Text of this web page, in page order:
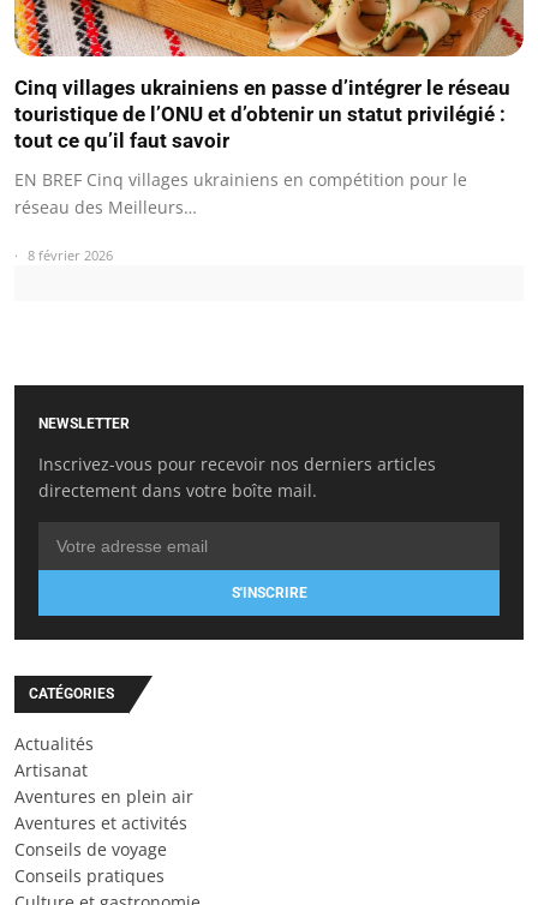
Cinq villages ukrainiens en passe d’intégrer le réseau
touristique de l’ONU et d’obtenir un statut privilégié :
tout ce qu’il faut savoir
EN BREF Cinq villages ukrainiens en compétition pour le
réseau des Meilleurs…
8 février 2026
NEWSLETTER
Inscrivez-vous pour recevoir nos derniers articles
directement dans votre boîte mail.
S'INSCRIRE
CATÉGORIES
Actualités
Artisanat
Aventures en plein air
Aventures et activités
Conseils de voyage
Conseils pratiques